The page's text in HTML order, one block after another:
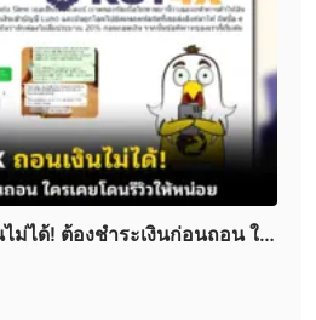
ชชั่นต่าง ๆ สำหรับสินทรัพย์และ
ะ Crosses:
Cryptos, Metals, Energies,
ช้กับการซื้อขายล็อตเต็ม
ย
ไม่ได้! ต้องชำระเงินก่อนถอน ใค